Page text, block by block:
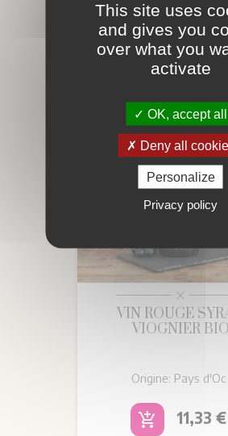
add_shopping_cart Prix
14,58
VIN ROUGE
VIOGNIER BIO
Origine: Pays d'Oc
add_shopping_cart Prix
11,33 €
This site uses
and gives you
over what you
activate
OK, accept all
Deny all
Personalize
Privacy policy